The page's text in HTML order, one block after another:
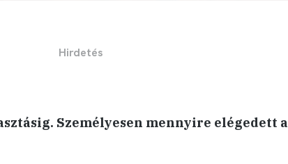
Személyesen mennyire elégedett a